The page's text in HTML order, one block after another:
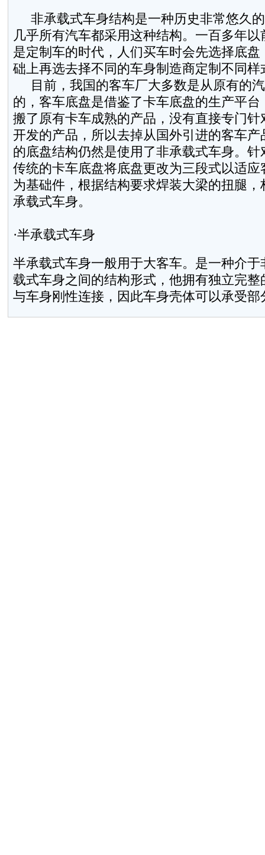
非承载式车身结构是一种历史非常悠久
几乎所有汽车都采用这种结构。一百多年
是定制车的时代，人们买车时会先选择底
础上再选去择不同的车身制造商定制不同样
目前，我国的客车厂大多数是从原有的
的，客车底盘是借鉴了卡车底盘的生产平
搬了原有卡车成熟的产品，没有直接专门
开发的产品，所以去掉从国外引进的客车
的底盘结构仍然是使用了非承载式车身。
传统的卡车底盘将底盘更改为三段式以适
为基础件，根据结构要求焊装大梁的扭腿
承载式车身。
·半承载式车身
半承载式车身一般用于大客车。是一种介
载式车身之间的结构形式，他拥有独立完
与车身刚性连接，因此车身壳体可以承受部